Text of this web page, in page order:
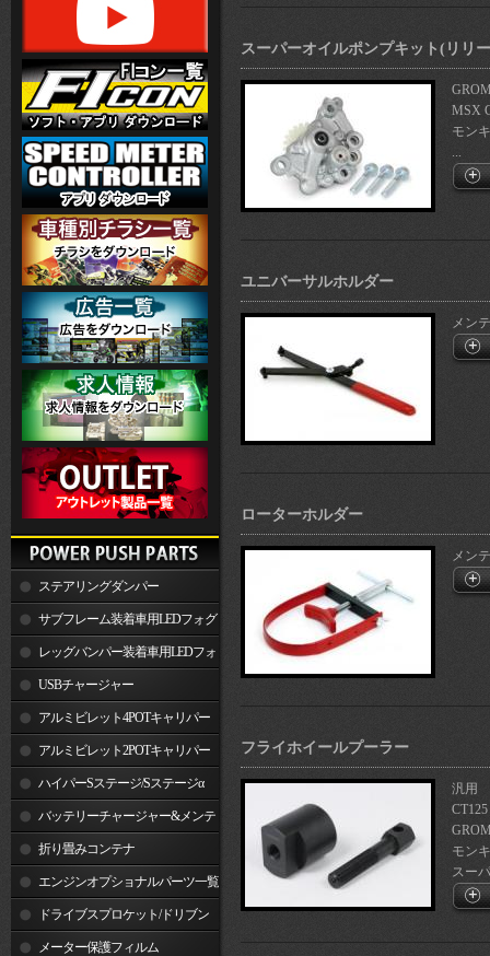
ステアリングダンパー
サブフレーム装着車用LEDフォグ
ランプレッグバンパー装着車用LEDフォ
グランプUSBチャージャー
アルミビレット4POTキャリパー
関連製品アルミビレット2POTキャリパー
関連製品ハイパーSステージ/Sステージα
バッテリーチャージャー&メンテ
ナー 折り畳みコンテナ
エンジンオプショナルパーツ一覧
ドライブスプロケット/ドリブン
スプロケット
メーター保護フィルム
スーパーオイルポンプキット(リリ
MSX
モン
...
ユニバーサルホルダー
メン
ローターホルダー
メン
フライホイールプーラー
汎用
CT125
モン
スー